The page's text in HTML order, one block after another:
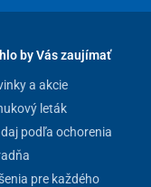
by Vás zaujímať
a akcie
leták
podľa ochorenia
pre každého